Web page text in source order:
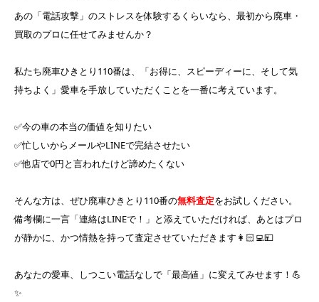
あの「電話攻撃」のストレスを体験するくらいなら、最初から廃車・
買取のプロに任せてみませんか？
私たち廃車ひきとり110番は、「お得に、スピーディーに、そして気
持ちよく」愛車を手放していただくことを一番に考えています。
✅今の車の本当の価値を知りたい
✅忙しいからメールやLINEで完結させたい
✅他店で0円と言われたけど諦めたくない
そんな方は、ぜひ廃車ひきとり110番の無料査定をお試しください。
備考欄に一言「連絡はLINEで！」と添えていただければ、あとはプロ
が静かに、かつ情熱を持って査定させていただきます👩🏻‍💻💴
あなたの愛車、しつこい電話なしで「最高値」に変えてみせます！💪
✨